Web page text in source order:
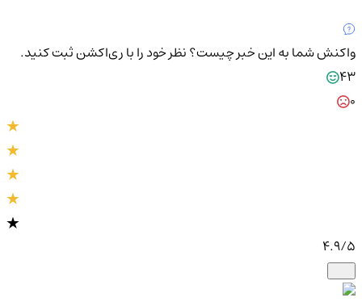
واکنش شما به این خبر چیست؟نظر خود را با ری‌اکشن ثبت کنید.
43
4.9/5